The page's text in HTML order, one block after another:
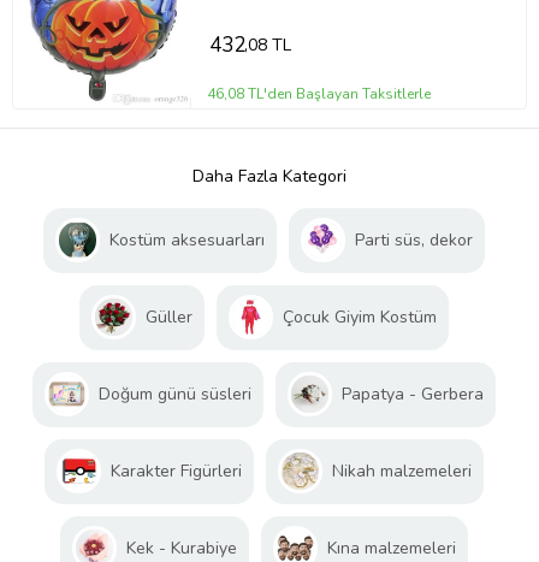
432,08 TL
46,08 TL'den Başlayan Taksitlerle
Daha Fazla Kategori
Kostüm aksesuarları Parti süs, dekor
Güller Çocuk Giyim Kostüm
Doğum günü süsleri Papatya - Gerbera
Karakter Figürleri Nikah malzemeleri
Kek - Kurabiye Kına malzemeleri